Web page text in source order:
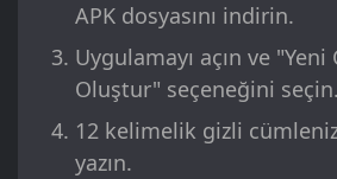
APK dosyasını indirin.
Uygulamayı açın ve "Yeni
Oluştur" seçeneğini seçin.
12 kelimelik gizli
yazın.